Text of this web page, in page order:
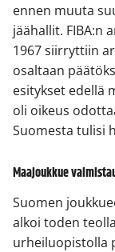
ennen muuta
jäähallit. FIBA:n
1967 siirryttiin
osaltaan
esitykset edellä
oli oikeus
Suomesta tulisi
Maajoukkue
Suomen
alkoi toden
urheiluopistolla